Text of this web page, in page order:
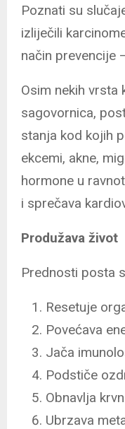
Poznati su
izliječili
način prevencije
Osim nekih vrsta
sagovornica,
stanja kod kojih
ekcemi, akne,
hormone u
i sprečava
Produžava život
Prednosti posta
Resetuje
Povećava
Jača
Podstiče
Obnavlja
Ubrzava